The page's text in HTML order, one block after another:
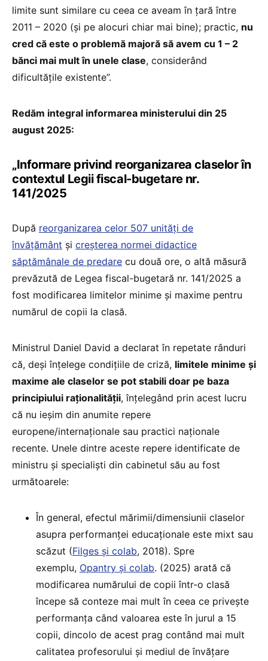
limite sunt similare cu ceea ce aveam în țară între
2011 – 2020 (și pe alocuri chiar mai bine); practic, nu
cred că este o problemă majoră să avem cu 1 – 2
bănci mai mult în unele clase, considerând
dificultățile existente”.
Redăm integral informarea ministerului din 25
august 2025:
„Informare privind reorganizarea claselor în
contextul Legii fiscal-bugetare nr.
141/2025
După reorganizarea celor 507 unități de
învățământ și creșterea normei didactice
săptămânale de predare cu două ore, o altă măsură
prevăzută de Legea fiscal-bugetară nr. 141/2025 a
fost modificarea limitelor minime și maxime pentru
numărul de copii la clasă.
Ministrul Daniel David a declarat în repetate rânduri
că, deși înțelege condițiile de criză, limitele minime și
maxime ale claselor se pot stabili doar pe baza
principiului raționalității, înțelegând prin acest lucru
că nu ieșim din anumite repere
europene/internaționale sau practici naționale
recente. Unele dintre aceste repere identificate de
ministru și specialiști din cabinetul său au fost
următoarele:
În general, efectul mărimii/dimensiunii claselor
asupra performanței educaționale este mixt sau
scăzut (Filges și colab, 2018). Spre
exemplu, Opantry și colab. (2025) arată că
modificarea numărului de copii într-o clasă
începe să conteze mai mult în ceea ce privește
performanța când valoarea este în jurul a 15
copii, dincolo de acest prag contând mai mult
calitatea profesorului și mediul de învățare